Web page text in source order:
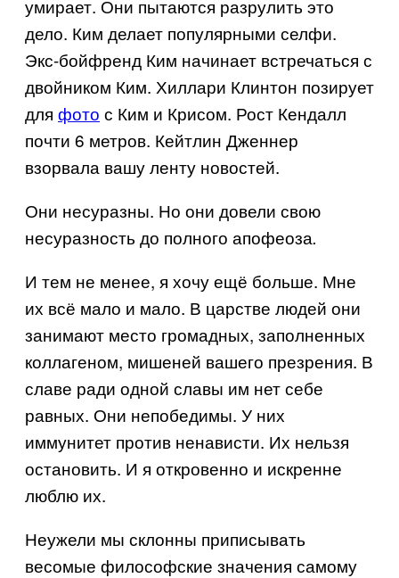
умирает. Они пытаются разрулить это
дело. Ким делает популярными селфи.
Экс-бойфренд Ким начинает встречаться с
двойником Ким. Хиллари Клинтон позирует
для фото с Ким и Крисом. Рост Кендалл
почти 6 метров. Кейтлин Дженнер
взорвала вашу ленту новостей.
Они несуразны. Но они довели свою
несуразность до полного апофеоза.
И тем не менее, я хочу ещё больше. Мне
их всё мало и мало. В царстве людей они
занимают место громадных, заполненных
коллагеном, мишеней вашего презрения. В
славе ради одной славы им нет себе
равных. Они непобедимы. У них
иммунитет против ненависти. Их нельзя
остановить. И я откровенно и искренне
люблю их.
Неужели мы склонны приписывать
весомые философские значения самому